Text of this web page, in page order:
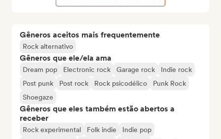
Gêneros aceitos mais frequentemente
Rock alternativo
Gêneros que ele/ela ama
Dream pop Electronic rock Garage rock
Indie rock
Post punk
Post rock Rock psicodélico
Punk Rock
Shoegaze
Gêneros que eles também estão abertos a
receber
Rock experimental Folk indie
Indie pop